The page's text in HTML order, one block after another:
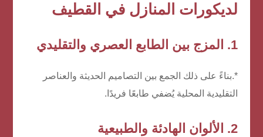
لديكورات المنازل في القطيف
1. المزج بين الطابع العصري والتقليدي
*.بناءً على ذلك الجمع بين التصاميم الحديثة والعناصر
التقليدية المحلية يُضفي طابعًا فريدًا.
2. الألوان الهادئة والطبيعية